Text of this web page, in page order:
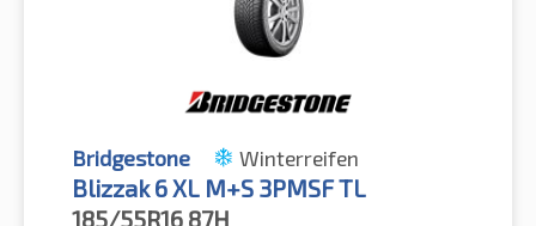
Bridgestone Winterreifen
Blizzak 6 XL M+S 3PMSF TL
185/55R16 87H